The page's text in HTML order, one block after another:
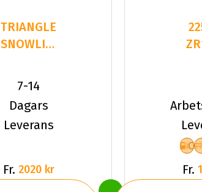
TRIANGLE
SNOWLINK
225/40R19
93 V XL
7-14
Dagars
Leverans
Fr. 2020 kr
C
Fr.